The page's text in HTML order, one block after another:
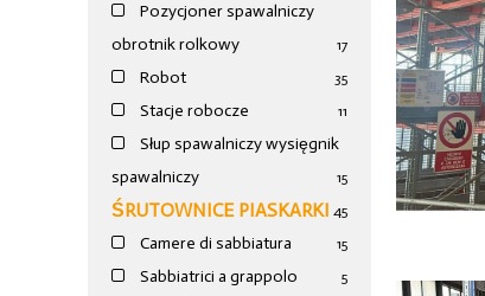
Pozycjoner spawalniczy
obrotnik rolkowy
17
Robot 35
Stacje robocze 11
Słup spawalniczy wysięgnik
spawalniczy
15
ŚRUTOWNICE PIASKARKI 45
Camere di sabbiatura 15
Sabbiatrici a grappolo 5